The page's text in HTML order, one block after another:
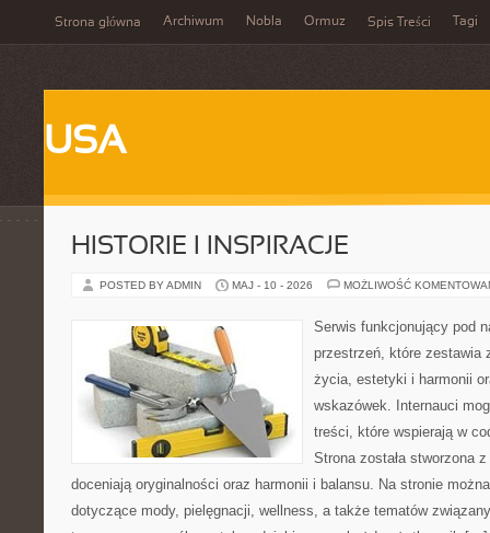
Strona główna Archiwum Nobla Ormuz Spis Treści Tagi
USA
HISTORIE I INSPIRACJE
POSTED BY ADMIN MAJ - 10 - 2026 MOŻLIWOŚĆ
Serwis funkcjonujący pod
przestrzeń, które zestawia
życia, estetyki i harmonii
wskazówek. Internauci
treści, które wspierają w
Strona została stworzona
doceniają oryginalności oraz harmonii i balansu. Na stronie
dotyczące mody, pielęgnacji, wellness, a także tematów